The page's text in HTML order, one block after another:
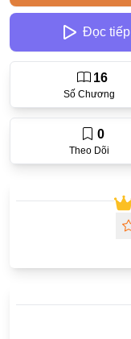
#Ngược Tâm
Josei
Gender Bender
Yaoi
Số Chương
16
Theo Dõi
0
Đọc tiếp